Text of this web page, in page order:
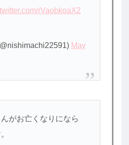
rVaobkoaX2
May
がお亡くなりになら